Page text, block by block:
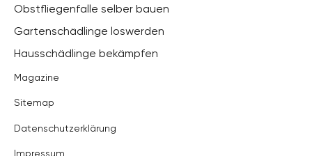
Obstfliegenfalle selber bauen
Gartenschädlinge loswerden
Hausschädlinge bekämpfen
Magazine
Sitemap
Datenschutzerklärung
Impressum